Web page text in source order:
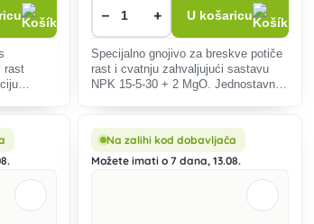
rast
− + U košaricu
Specijalno gnojivo za breskve potiče
rast i cvatnju zahvaljujući sastavu
NPK 15-5-30 + 2 MgO. Jednostavna
Na zalihi kod dobavljača
Možete imati o 7 dana, 13.08.